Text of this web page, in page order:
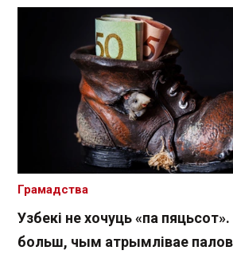
Узбекі не хочуць «па
больш, чым атрымлівае
Грамадства